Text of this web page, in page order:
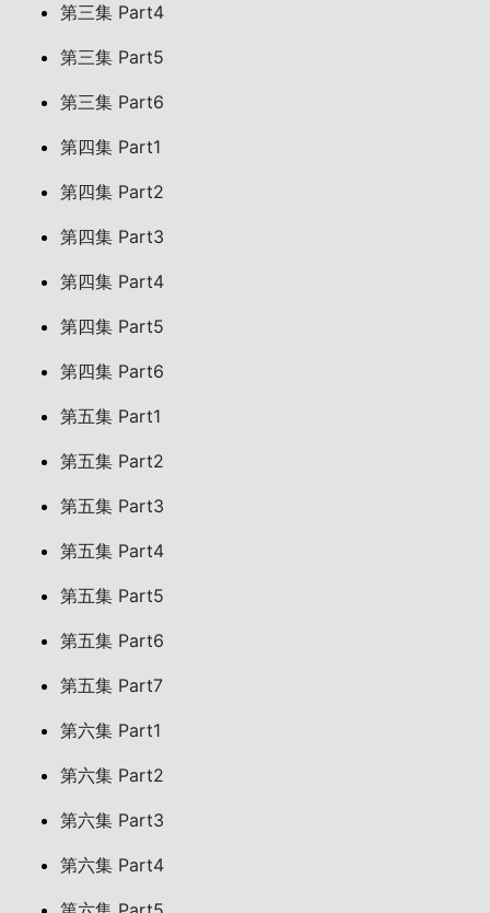
第三集 Part4
第三集 Part5
第三集 Part6
第四集 Part1
第四集 Part2
第四集 Part3
第四集 Part4
第四集 Part5
第四集 Part6
第五集 Part1
第五集 Part2
第五集 Part3
第五集 Part4
第五集 Part5
第五集 Part6
第五集 Part7
第六集 Part1
第六集 Part2
第六集 Part3
第六集 Part4